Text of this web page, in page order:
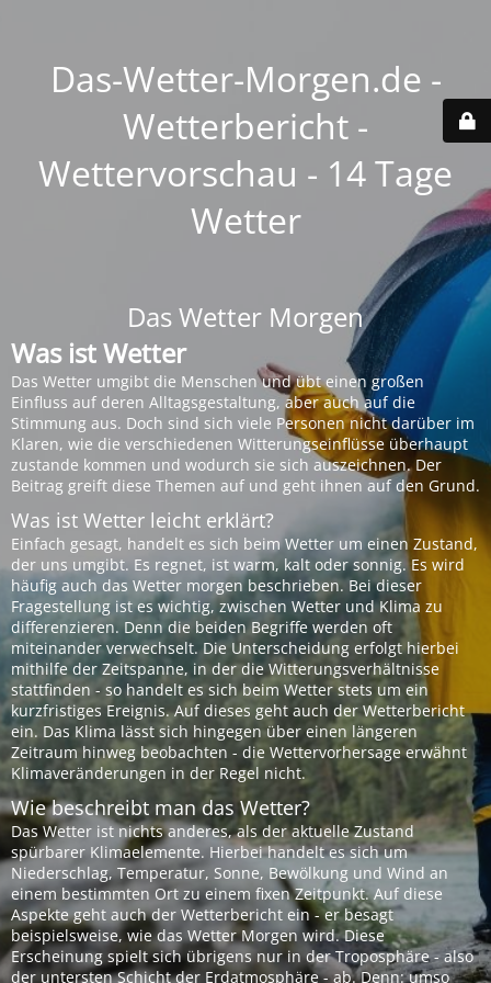
Das-Wetter-Morgen.de -
Wetterbericht -
Wettervorschau - 14 Tage
Wetter
Das Wetter Morgen
Was ist Wetter
Das Wetter umgibt die Menschen und übt einen großen
Einfluss auf deren Alltagsgestaltung, aber auch auf die
Stimmung aus. Doch sind sich viele Personen nicht darüber im
Klaren, wie die verschiedenen Witterungseinflüsse überhaupt
zustande kommen und wodurch sie sich auszeichnen. Der
Beitrag greift diese Themen auf und geht ihnen auf den Grund.
Was ist Wetter leicht erklärt?
Einfach gesagt, handelt es sich beim Wetter um einen Zustand,
der uns umgibt. Es regnet, ist warm, kalt oder sonnig. Es wird
häufig auch das Wetter morgen beschrieben. Bei dieser
Fragestellung ist es wichtig, zwischen Wetter und Klima zu
differenzieren. Denn die beiden Begriffe werden oft
miteinander verwechselt. Die Unterscheidung erfolgt hierbei
mithilfe der Zeitspanne, in der die Witterungsverhältnisse
stattfinden - so handelt es sich beim Wetter stets um ein
kurzfristiges Ereignis. Auf dieses geht auch der Wetterbericht
ein. Das Klima lässt sich hingegen über einen längeren
Zeitraum hinweg beobachten - die Wettervorhersage erwähnt
Klimaveränderungen in der Regel nicht.
Wie beschreibt man das Wetter?
Das Wetter ist nichts anderes, als der aktuelle Zustand
spürbarer Klimaelemente. Hierbei handelt es sich um
Niederschlag, Temperatur, Sonne, Bewölkung und Wind an
einem bestimmten Ort zu einem fixen Zeitpunkt. Auf diese
Aspekte geht auch der Wetterbericht ein - er besagt
beispielsweise, wie das Wetter Morgen wird. Diese
Erscheinung spielt sich übrigens nur in der Troposphäre - also
der untersten Schicht der Erdatmosphäre - ab. Denn: umso